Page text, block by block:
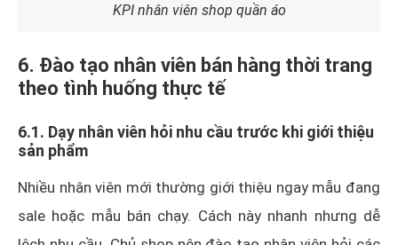
KPI nhân viên shop quần áo
6. Đào tạo nhân viên bán hàng thời trang
theo tình huống thực tế
6.1. Dạy nhân viên hỏi nhu cầu trước khi giới thiệu
sản phẩm
Nhiều nhân viên mới thường giới thiệu ngay mẫu đang
sale hoặc mẫu bán chạy. Cách này nhanh nhưng dễ